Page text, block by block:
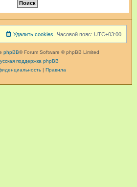
Часовой пояс: UTC+03:00
Удалить cookies
phpBB® Forum Software © phpBB Limited
поддержка phpBB
| Правила